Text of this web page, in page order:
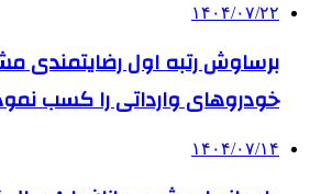
۱۴۰۴/۰۷/۲۲
برساوش رتبه اول رضایتمندی
خودروهای وارداتی را کسب
۱۴۰۴/۰۷/۱۴